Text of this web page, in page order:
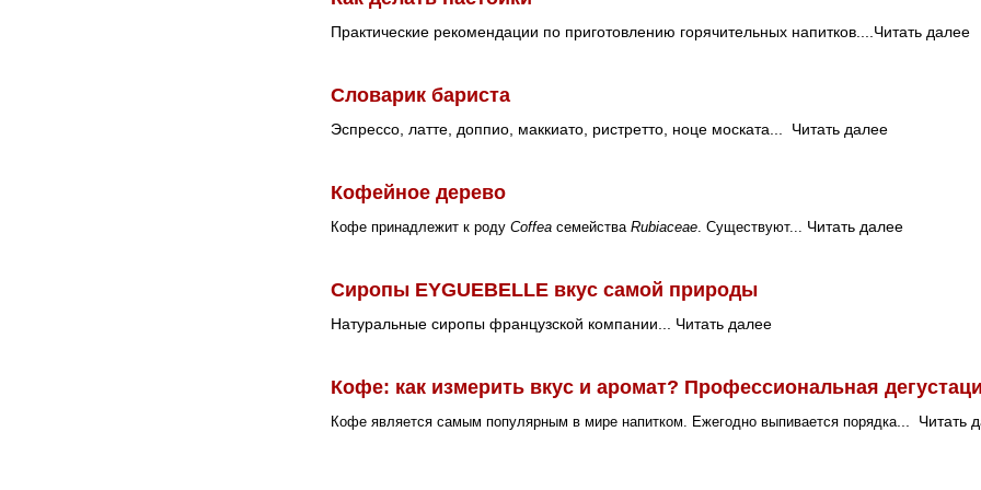
Практические рекомендации по приготовлению горячительных напитков.... Читать далее
Словарик бариста
Эспрессо, латте, доппио, маккиато, ристретто, ноце моската... Читать далее
Кофейное дерево
Кофе принадлежит к роду Coffeaсемейства Rubiaceae. Существуют... Читать далее
Сиропы EYGUEBELLE вкус самой природы
Натуральные сиропы французской компании... Читать далее
Кофе: как измерить вкус и аромат? Профессиональная
Кофе является самым популярным в мире напитком. Ежегодно выпивается порядка... Читать